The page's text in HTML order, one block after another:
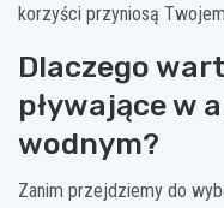
korzyści przyniosą
Dlaczego
pływające w
wodnym?
Zanim przejdziemy do